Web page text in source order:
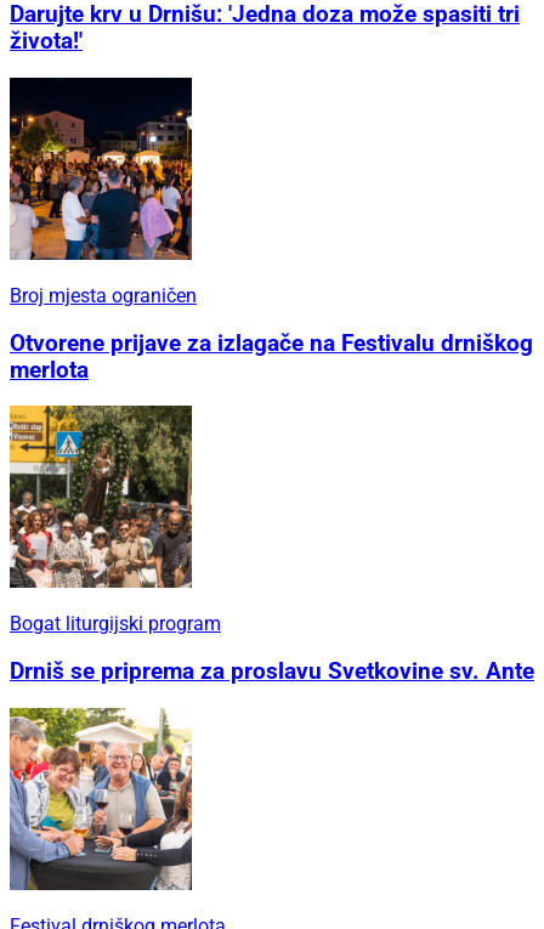
Darujte krv u Drnišu: 'Jedna doza može spasiti tri
života!'
Broj mjesta ograničen
Otvorene prijave za izlagače na Festivalu drniškog
merlota
Bogat liturgijski program
Drniš se priprema za proslavu Svetkovine sv. Ante